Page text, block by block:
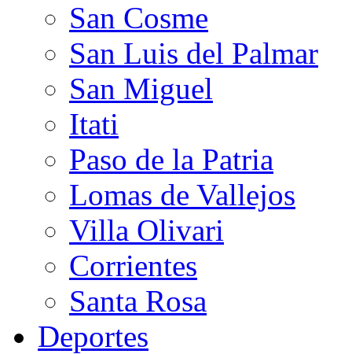
San Cosme
San Luis del Palmar
San Miguel
Itati
Paso de la Patria
Lomas de Vallejos
Villa Olivari
Corrientes
Santa Rosa
Deportes